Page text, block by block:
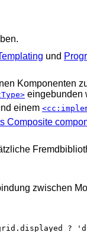
und
Komponenten
eingebunden
einem
Composite
zwischen
?